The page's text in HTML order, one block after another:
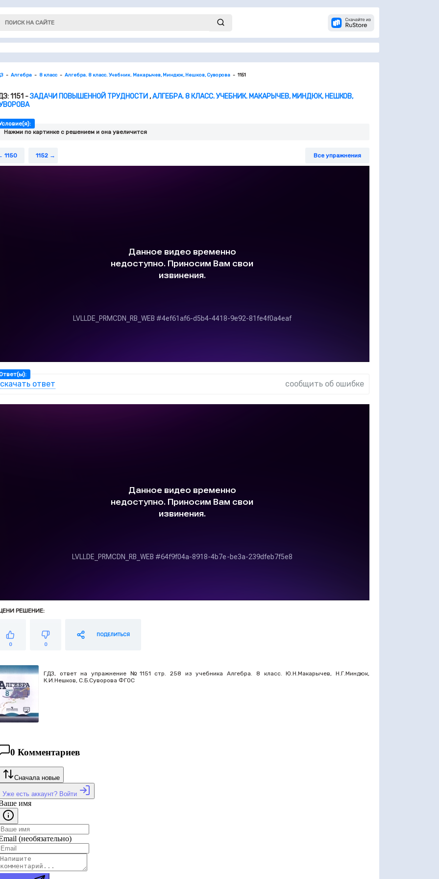
Алгебра 8 класс Алгебра. 8 класс. Учебник. Макарычев, Миндюк, Нешков, Суворова 1151
1151 -ЗАДАЧИ ПОВЫШЕННОЙ ТРУДНОСТИ,АЛГЕБРА. 8 КЛАСС. УЧЕБНИК. МАКАРЫЧЕВ, МИНДЮК, НЕШКОВ,
Нажми по картинке c решением и она увеличится
1150 1152 Все упражнения
скачать ответ сообщить об ошибке
РЕШЕНИЕ:
0 0
ПОДЕЛИТЬСЯ
ГДЗ, ответ на упражнение №1151 стр. 258 из учебника Алгебра. 8 класс. Ю.Н.Макарычев, Н.Г.Миндюк,
К.И.Нешков, С.Б.Суворова ФГОС